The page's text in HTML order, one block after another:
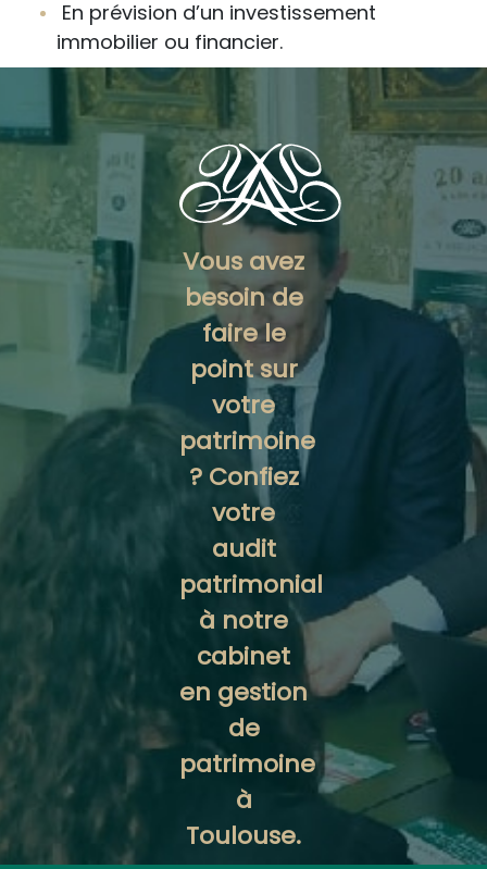
En prévision d’un investissement
immobilier ou financier.
Vous avez
besoin de
faire le
point sur
votre
patrimoine
? Confiez
votre
audit
patrimonial
à notre
cabinet
en gestion
de
patrimoine
à
Toulouse.